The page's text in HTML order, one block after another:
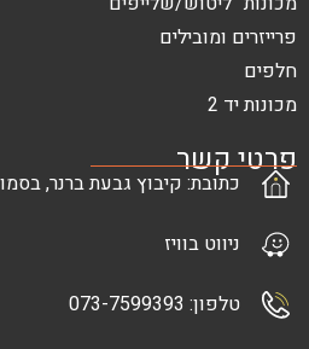
קיבוץ גבעת ברנר, בסמוך לצומת ביל“ו